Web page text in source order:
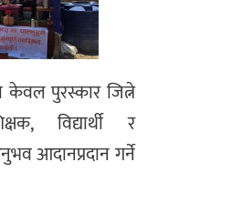
पुरस्कार जित्ने
विद्यार्थी र
आदानप्रदान गर्ने